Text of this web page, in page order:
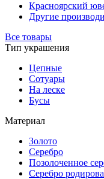
Красноярский
Другие
Все товары
Тип украшения
Цепные
Сотуары
На леске
Бусы
Материал
Золото
Серебро
Позолоченное
Серебро